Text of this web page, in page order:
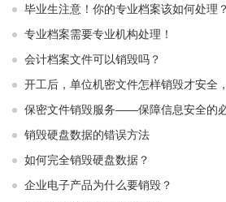
毕业生注意！你的专业档案该如何处理？
专业档案需要专业机构处理！
会计档案文件可以销毁吗？
开工后，单位机密文件怎样销毁才安全
保密文件销毁服务——保障信息安全的
销毁硬盘数据的错误方法
如何完全销毁硬盘数据？
企业电子产品为什么要销毁？